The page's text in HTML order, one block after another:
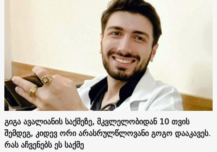
გიგა ავალიანის საქმეზე, მკვლელობიდან 10 თვის
შემდეგ, კიდევ ორი არასრულწლოვანი გოგო დააკავეს.
რას აჩვენებს ეს საქმე